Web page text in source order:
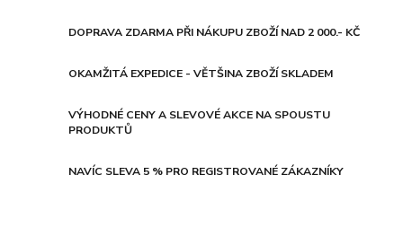
DOPRAVA ZDARMA PŘI NÁKUPU ZBOŽÍ NAD 2 000.- KČ
OKAMŽITÁ EXPEDICE - VĚTŠINA ZBOŽÍ SKLADEM
VÝHODNÉ CENY A SLEVOVÉ AKCE NA SPOUSTU
PRODUKTŮ
NAVÍC SLEVA 5 % PRO REGISTROVANÉ ZÁKAZNÍKY